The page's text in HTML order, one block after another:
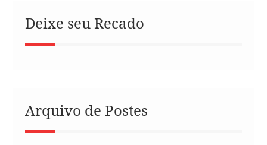
Deixe seu Recado
Arquivo de Postes